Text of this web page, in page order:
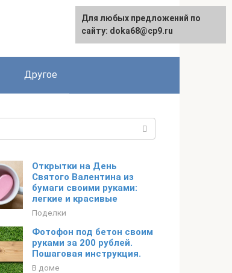
English
Другое
Открытки на День
Святого Валентина из
бумаги своими руками:
легкие и красивые
Поделки
Фотофон под бетон своим
руками за 200 рублей.
Пошаговая инструкция.
В доме
Для любых предложений по
сайту: doka68@cp9.ru